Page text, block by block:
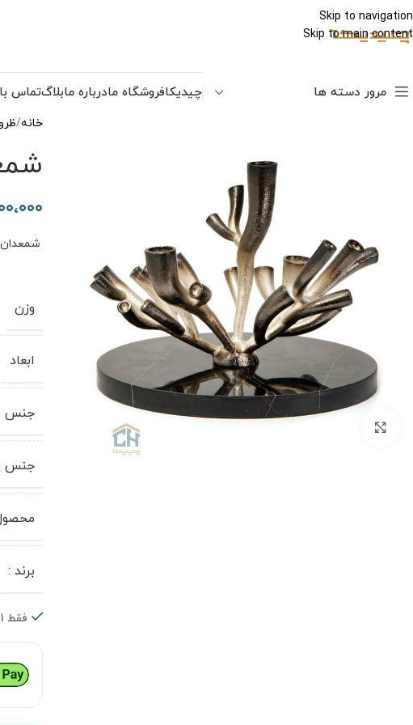
Skip to navigation
Skip to main content
مرور دسته ها چیدیکافروشگاه مادرباره مابلاگتماس
خانه
وزن
ابعاد
جنس
جنس
برند :
فقط 1 عدد در انبار موجود است